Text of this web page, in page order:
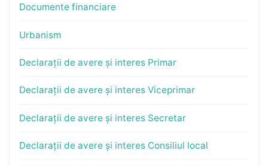
Documente financiare
Urbanism
Declarații de avere și interes Primar
Declarații de avere și interes Viceprimar
Declarații de avere și interes Secretar
Declarații de avere și interes Consiliul local